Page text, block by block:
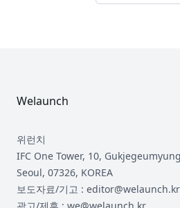
Welaunch
위런치
IFC One Tower, 10,
Seoul, 07326, KOREA
보도자료/기고 : editor@welaunch.kr